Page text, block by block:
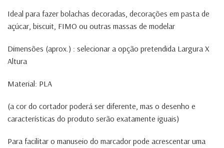
Ideal para fazer bolachas decoradas, decorações em pasta de
açúcar, biscuit, FIMO ou outras massas de modelar
Dimensões (aprox.) : selecionar a opção pretendida Largura X
Altura
Material: PLA
(a cor do cortador poderá ser diferente, mas o desenho e
características do produto serão exatamente iguais)
Para facilitar o manuseio do marcador pode acrescentar uma